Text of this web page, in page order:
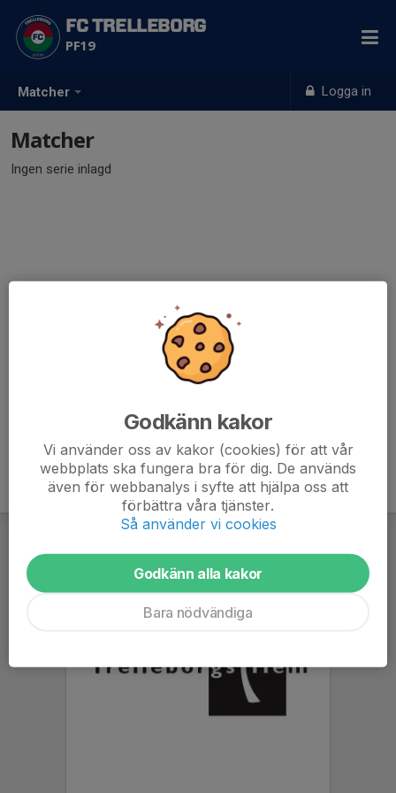
Matcher Logga in
FC TRELLEBORG
PF19
Matcher
Ingen serie inlagd
Godkänn kakor
Vi använder oss av kakor (cookies) för att vår
webbplats ska fungera bra för dig. De används
även för webbanalys i syfte att hjälpa oss att
förbättra våra tjänster.
Så använder vi cookies
Godkänn alla kakor
Bara nödvändiga